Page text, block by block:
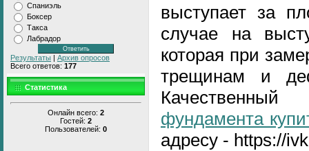
Спаниэль
Боксер
Такса
Лабрадор
Результаты | Архив опросов
Всего ответов: 177
Статистика
Онлайн всего: 2
Гостей: 2
Пользователей: 0
выступает за
случае на
которая при
трещинам и
фундамента
адресу - https://